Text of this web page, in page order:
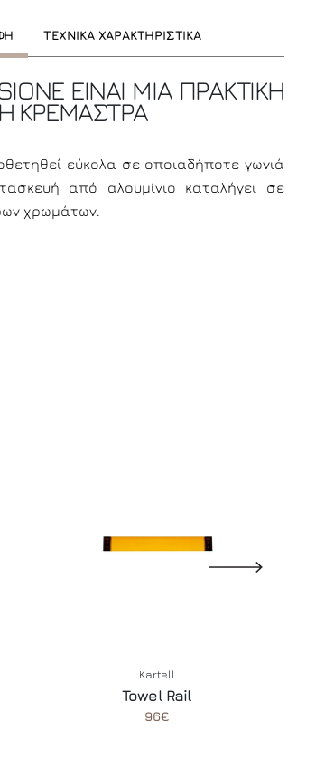
ΤΕΧΝΙΚΑ ΧΑΡΑΚΤΗΡΙΣΤΙΚΑ
ΕΙΝΑΙ ΜΙΑ ΠΡΑΚΤΙΚΗ
ΚΡΕΜΑΣΤΡΑ
εύκολα σε οποιαδήποτε γωνιά
από αλουμίνιο καταλήγει σε
χρωμάτων.
Kartell
Towel Rail
96€